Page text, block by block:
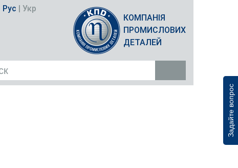
Задайте вопрос
Рус | Укр
КОМПАНІЯ
ПРОМИСЛОВИХ
ДЕТАЛЕЙ